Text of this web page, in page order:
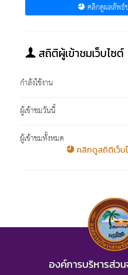
คลิกดูผลลัพธ์
สถิติผู้เข้าชมเว็บไซต์
กำลังใช้งาน
ผู้เข้าชมวันนี้
ผู้เข้าชมทั้งหมด
คลิกดูสถิติเว็บ
องค์การบริหารส่ว